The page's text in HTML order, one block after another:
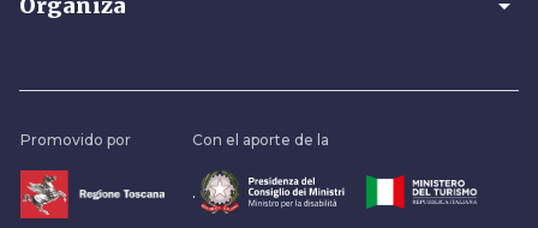
Organiza
Promovido por Con el aporte de la
.